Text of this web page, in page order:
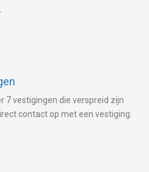
7 vestigingen die verspreid zijn
contact op met een vestiging.